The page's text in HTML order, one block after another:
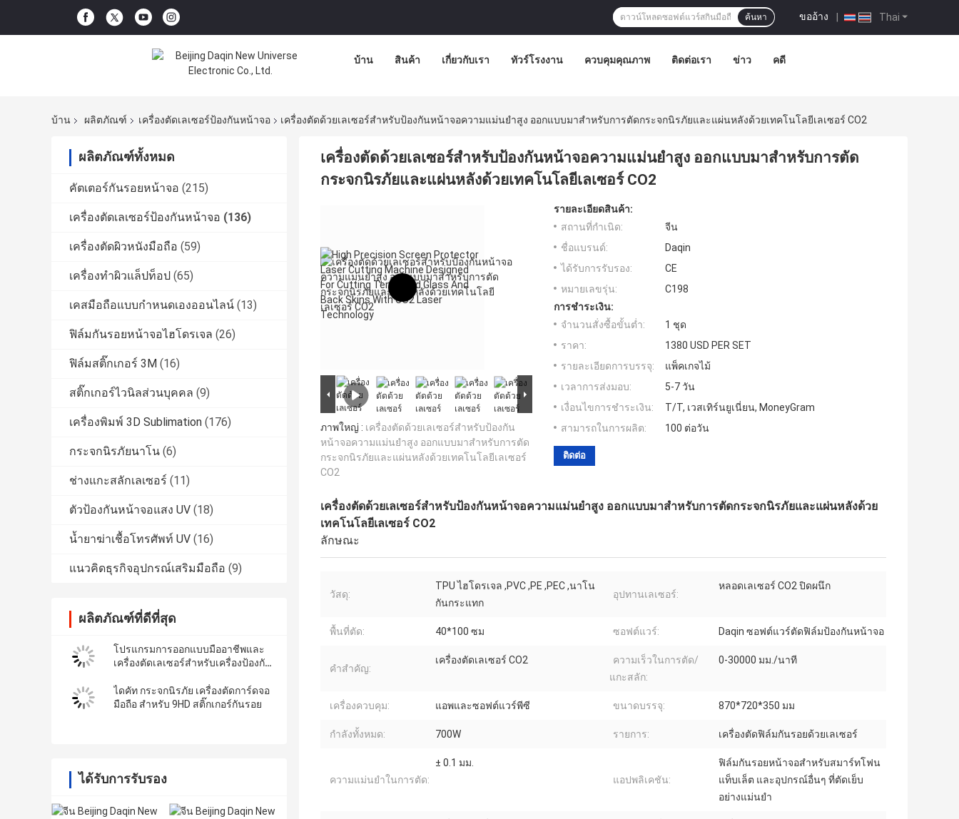
Thai
ขออ้าง |
ค้นหา
บ้าน สินค้า เกี่ยวกับเรา ทัวร์โรงงาน ควบคุมคุณภาพ ติดต่อเรา ข่าว คดี
บ้าน ผลิตภัณฑ์ เครื่องตัดเลเซอร์ป้องกันหน้าจอ เครื่องตัดด้วยเลเซอร์สำหรับป้องกันหน้าจอความแม่นยำสูง ออกแบบมาสำหรับการตัดกระจกนิรภัยและแผ่นหลังด้วยเทคโนโลยีเลเซอร์ CO2
ผลิตภัณฑ์ทั้งหมด
คัตเตอร์กันรอยหน้าจอ (215)
เครื่องตัดเลเซอร์ป้องกันหน้าจอ (136)
เครื่องตัดผิวหนังมือถือ (59)
เครื่องทำผิวแล็ปท็อป (65)
เคสมือถือแบบกำหนดเองออนไลน์ (13)
ฟิล์มกันรอยหน้าจอไฮโดรเจล (26)
ฟิล์มสติ๊กเกอร์ 3M (16)
สติ๊กเกอร์ไวนิลส่วนบุคคล (9)
เครื่องพิมพ์ 3D Sublimation (176)
กระจกนิรภัยนาโน (6)
ช่างแกะสลักเลเซอร์ (11)
ตัวป้องกันหน้าจอแสง UV (18)
น้ำยาฆ่าเชื้อโทรศัพท์ UV (16)
แนวคิดธุรกิจอุปกรณ์เสริมมือถือ (9)
ผลิตภัณฑ์ที่ดีที่สุด
โปรแกรมการออกแบบมืออาชีพและ
เครื่องตัดเลเซอร์สําหรับเครื่องป้องกัน
ไดคัท กระจกนิรภัย เครื่องตัดการ์ดจอ
มือถือ สำหรับ 9HD สติ๊กเกอร์กันรอย
ได้รับการรับรอง
เครื่องตัดด้วยเลเซอร์สำหรับป้องกันหน้าจอความแม่นยำสูง ออกแบบมาสำหรับการตัด
กระจกนิรภัยและแผ่นหลังด้วยเทคโนโลยีเลเซอร์ CO2
ภาพใหญ่ : เครื่องตัดด้วยเลเซอร์สำหรับป้องกัน
หน้าจอความแม่นยำสูง ออกแบบมาสำหรับการตัด
กระจกนิรภัยและแผ่นหลังด้วยเทคโนโลยีเลเซอร์
CO2
รายละเอียดสินค้า:
สถานที่กำเนิด:
จีน
ชื่อแบรนด์:
Daqin
ได้รับการรับรอง:
CE
หมายเลขรุ่น:
C198
การชำระเงิน:
จำนวนสั่งซื้อขั้นต่ำ:
1 ชุด
ราคา:
1380 USD PER SET
รายละเอียดการบรรจุ:
แพ็คเกจไม้
เวลาการส่งมอบ:
5-7 วัน
เงื่อนไขการชำระเงิน:
T/T, เวสเทิร์นยูเนี่ยน, MoneyGram
สามารถในการผลิต:
100 ต่อวัน
ติดต่อ
เครื่องตัดด้วยเลเซอร์สำหรับป้องกันหน้าจอความแม่นยำสูง ออกแบบมาสำหรับการตัดกระจกนิรภัยและแผ่นหลังด้วย
เทคโนโลยีเลเซอร์ CO2
ลักษณะ
วัสดุ:
TPU ไฮโดรเจล ,PVC ,PE ,PEC ,นาโน
กันกระแทก
อุปทานเลเซอร์:
หลอดเลเซอร์ CO2 ปิดผนึก
พื้นที่ตัด: 40*100 ซม ซอฟต์แวร์: Daqin ซอฟต์แวร์ตัดฟิล์มป้องกันหน้าจอ
คำสำคัญ:
เครื่องตัดเลเซอร์ CO2
ความเร็วในการตัด/
แกะสลัก:
0-30000 มม./นาที
เครื่องควบคุม: แอพและซอฟต์แวร์พีซี ขนาดบรรจุ: 870*720*350 มม
กำลังทั้งหมด: 700W รายการ: เครื่องตัดฟิล์มกันรอยด้วยเลเซอร์
ความแม่นยำในการตัด:
± 0.1 มม.
แอปพลิเคชัน:
ฟิล์มกันรอยหน้าจอสำหรับสมาร์ทโฟน
แท็บเล็ต และอุปกรณ์อื่นๆ ที่ตัดเย็บ
อย่างแม่นยำ